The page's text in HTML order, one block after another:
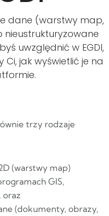
dane (warstwy map,
uwzględnić w EGDI,
jak wyświetlić je na
trzy rodzaje
(warstwy map)
GIS,
oraz
(dokumenty, obrazy,